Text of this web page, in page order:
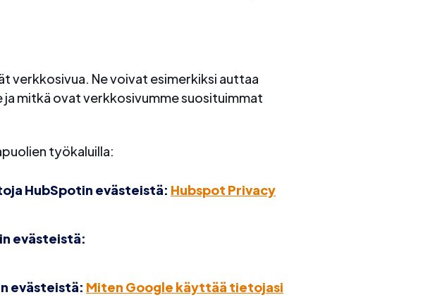
verkkosivua. Ne voivat esimerkiksi auttaa
mitkä ovat verkkosivumme suosituimmat
työkaluilla:
HubSpotin evästeistä: Hubspot Privacy
evästeistä:
evästeistä: Miten Google käyttää tietojasi